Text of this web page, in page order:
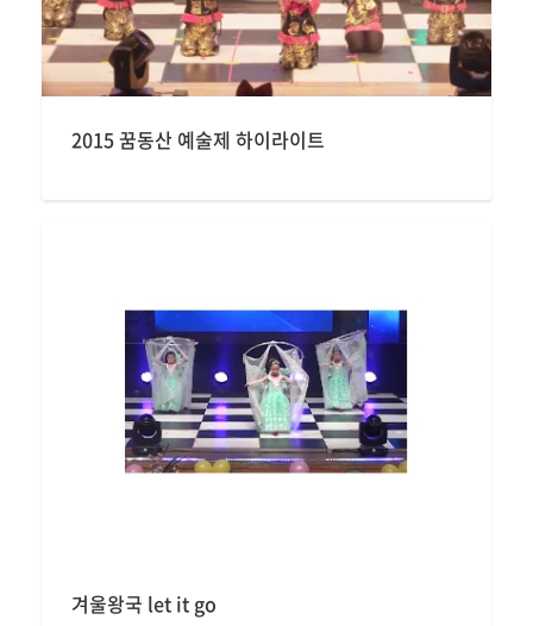
2015 꿈동산 예술제 하이라이트
겨울왕국 let it go